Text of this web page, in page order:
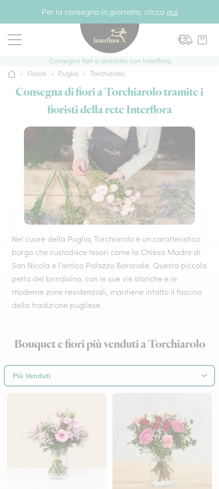
Per la consegna in giornata, clicca qui
Consegna fiori a domicilio con Interflora
Home› Fioristi › Puglia › Torchiarolo
Consegna di fiori a Torchiarolo tramite i
fioristi della rete Interflora
Nel cuore della Puglia, Torchiarolo è un caratteristico
borgo che custodisce tesori come la Chiesa Madre di
San Nicola e l’antico Palazzo Baronale. Questa piccola
perla del brindisino, con le sue vie storiche e le
moderne zone residenziali, mantiene intatto il fascino
della tradizione pugliese.
Bouquet e fiori più venduti a Torchiarolo